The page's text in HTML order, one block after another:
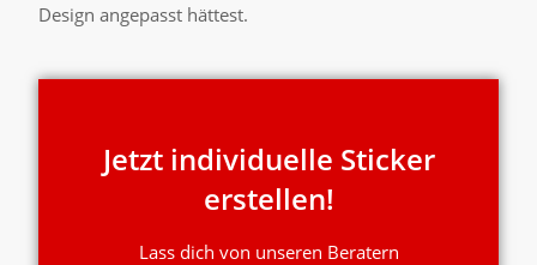
Design angepasst hättest.
Jetzt individuelle Sticker
erstellen!
Lass dich von unseren Beratern